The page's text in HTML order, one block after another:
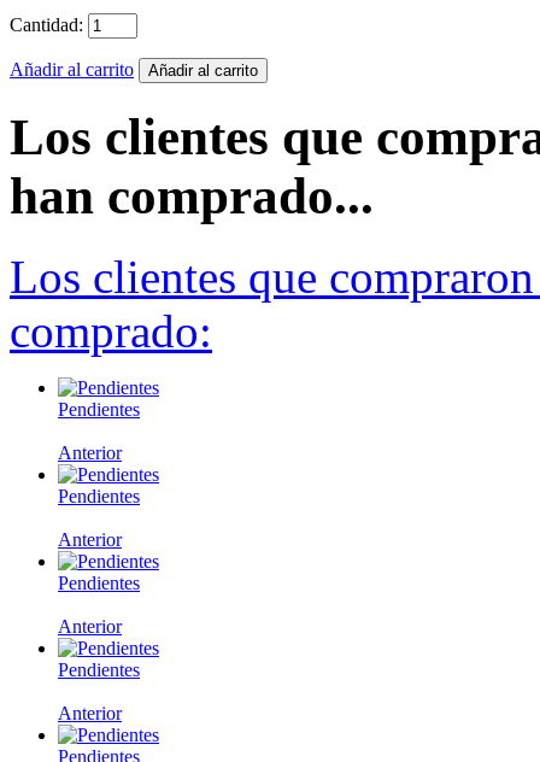
Cantidad:
Añadir al carrito
Los clientes que
han comprado...
Los clientes que
comprado:
Pendientes
Anterior
Pendientes
Anterior
Pendientes
Anterior
Pendientes
Anterior
Pendientes